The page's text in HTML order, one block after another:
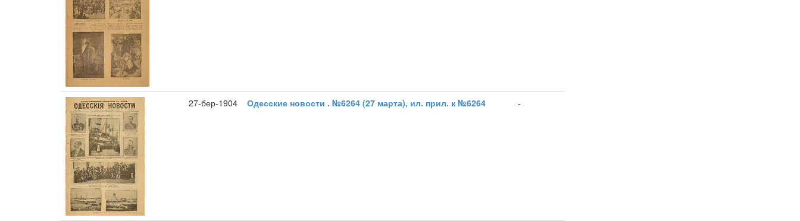
27-бер-1904 Одесские новости . №6264 (27 марта), ил. прил. к №6264 -